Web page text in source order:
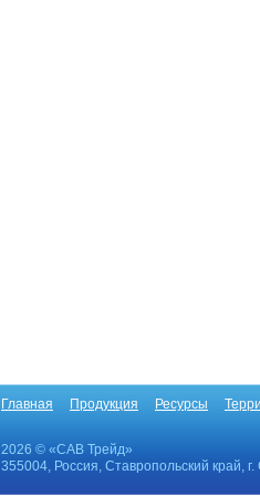
Главная Продукция Ресурсы
2026 © «САВ Трейд»
355004, Россия, Ставропольский край,